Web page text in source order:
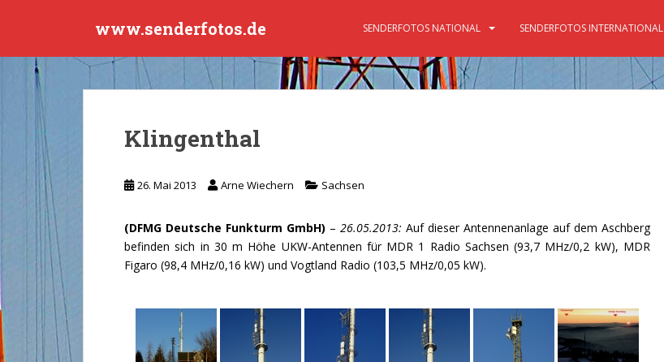
t
www.senderfotos.de SENDERFOTOS NATIONAL SENDERFOTOS INTERNATIONAL
Klingenthal
26. Mai 2013 Arne Wiechern Sachsen
(DFMG Deutsche Funkturm GmbH) – 26.05.2013: Auf dieser Antennenanlage auf dem Aschberg
befinden sich in 30 m Höhe UKW-Antennen für MDR 1 Radio Sachsen (93,7 MHz/0,2 kW), MDR
Figaro (98,4 MHz/0,16 kW) und Vogtland Radio (103,5 MHz/0,05 kW).